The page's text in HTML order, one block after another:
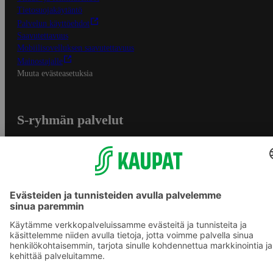
Tietosuojakäytäntö
Palvelun käyttöehdot
Saavutettavuus
Mobiilisovelluksen saavutettavuus
Mainostajalle
Muuta evästeasetuksia
S-ryhmän palvelut
S-ostoslista -sovellus
Prisma.fi
Sokos.fi
S-Pankki
Yhteishyvä
Sokos Hotels